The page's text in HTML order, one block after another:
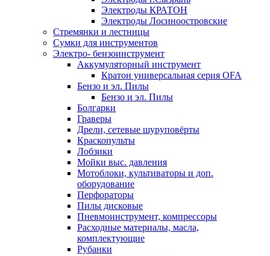
Электроды КРАТОН
Электроды Лосиноостровские
Стремянки и лестницы
Сумки для инструментов
Электро- бензоинструмент
Аккумуляторный инструмент
Кратон универсальная серия OFA
Бензо и эл. Пилы
Бензо и эл. Пилы
Болгарки
Граверы
Дрели, сетевые шуруповёрты
Краскопульты
Лобзики
Мойки выс. давления
Мотоблоки, культиваторы и доп.
оборудование
Перфораторы
Пилы дисковые
Пневмоинструмент, компрессоры
Расходные материалы, масла,
комплектующие
Рубанки